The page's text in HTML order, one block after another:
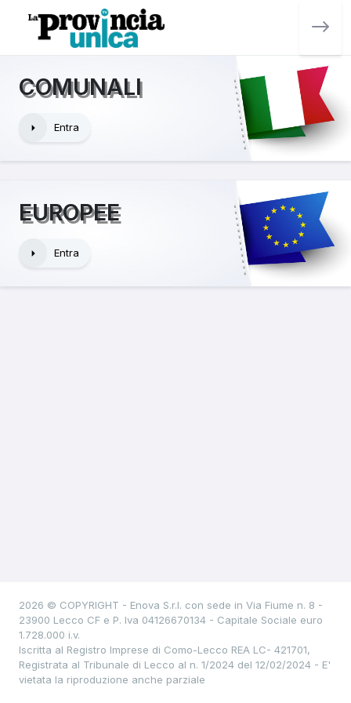
COMUNALI
Entra
EUROPEE
Entra
2026 © COPYRIGHT - Enova S.r.l. con sede in Via Fiume n. 8 -
23900 Lecco CF e P. Iva 04126670134 - Capitale Sociale euro
1.728.000 i.v.
Iscritta al Registro Imprese di Como-Lecco REA LC- 421701,
Registrata al Tribunale di Lecco al n. 1/2024 del 12/02/2024 - E'
vietata la riproduzione anche parziale